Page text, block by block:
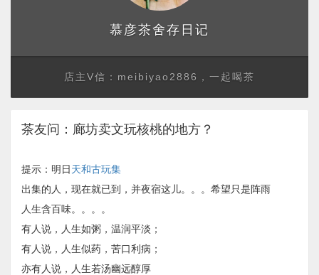
慕彦茶舍存日记
店主V信：meibiyao2886，一起喝茶
茶友问：廊坊卖文玩核桃的地方？
提示：明日天和古玩集
出集的人，现在就已到，并夜宿这儿。。。希望只是阵雨
人生含百味。。。。
有人说，人生如粥，温润平淡；
有人说，人生似药，苦口利病；
亦有人说，人生若汤幽远醇厚